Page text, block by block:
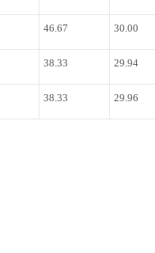
46.67 30.00
38.33 29.94
38.33 29.96